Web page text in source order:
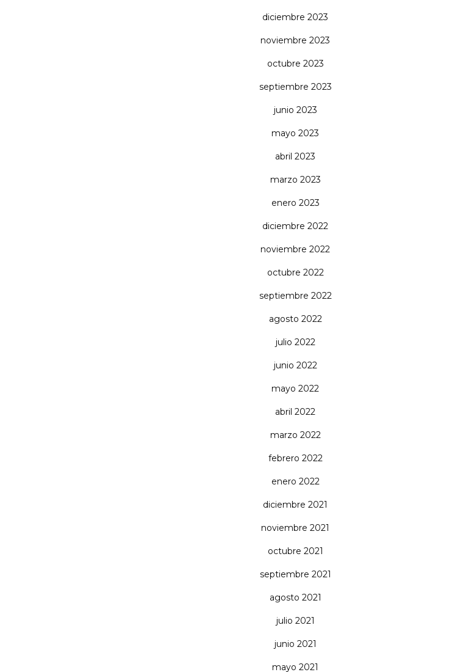
diciembre 2023
noviembre 2023
octubre 2023
septiembre 2023
junio 2023
mayo 2023
abril 2023
marzo 2023
enero 2023
diciembre 2022
noviembre 2022
octubre 2022
septiembre 2022
agosto 2022
julio 2022
junio 2022
mayo 2022
abril 2022
marzo 2022
febrero 2022
enero 2022
diciembre 2021
noviembre 2021
octubre 2021
septiembre 2021
agosto 2021
julio 2021
junio 2021
mayo 2021